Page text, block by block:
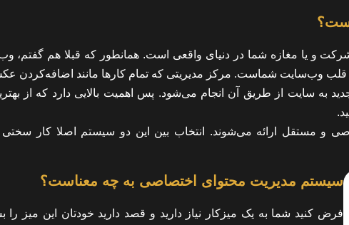
و یا مغازه شما در دنیای واقعی است. همانطور که قبلا هم گفتم،
قلب وب‌سایت شماست. مرکز مدیریتی که تمام کارها مانند اضافه‌کردن
به سایت از طریق آن انجام می‌شود. پس اهمیت بالایی دارد که از
و مستقل ارائه می‌شوند. انتخاب بین این دو سیستم اصلا کار سختی
سیستم مدیریت محتوای اختصاصی به چه معناست؟
فرض کنید شما به یک میز‌کار نیاز دارید و قصد دارید خودتان این میز را